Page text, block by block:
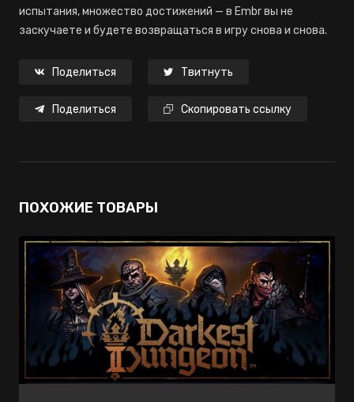
испытания, множество достижений — в Embr вы не
заскучаете и будете возвращаться в игру снова и снова.
Поделиться Твитнуть
Поделиться Скопировать ссылку
ПОХОЖИЕ ТОВАРЫ